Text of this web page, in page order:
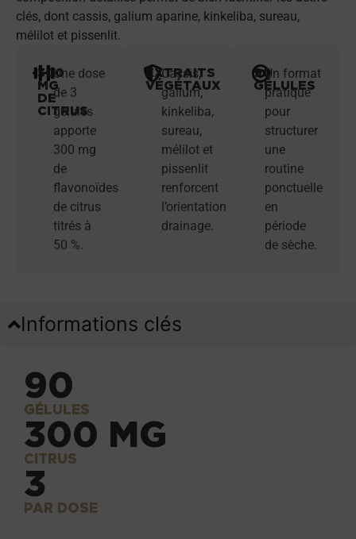
clés, dont cassis, galium aparine, kinkeliba, sureau,
mélilot et pissenlit.
300
MG
DE
CITRUS
Une dose
de 3
gélules
apporte
300 mg
de
flavonoïdes
de citrus
titrés à
50 %.
EXTRAITS
VÉGÉTAUX
Cassis,
galium,
kinkeliba,
sureau,
mélilot et
pissenlit
renforcent
l’orientation
drainage.
90
GÉLULES
Un format
pratique
pour
structurer
une
routine
ponctuelle
en
période
de sèche.
Informations clés
90
GÉLULES
300 MG
CITRUS
3
PAR DOSE